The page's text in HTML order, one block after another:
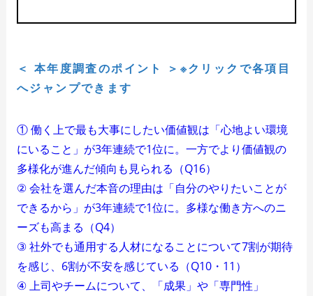
＜ 本年度調査のポイント ＞※クリックで各項目
へジャンプできます
① 働く上で最も大事にしたい価値観は「心地よい環境
にいること」が3年連続で1位に。一方でより価値観の
多様化が進んだ傾向も見られる（Q16）
② 会社を選んだ本音の理由は「自分のやりたいことが
できるから」が3年連続で1位に。多様な働き方へのニ
ーズも高まる（Q4）
③ 社外でも通用する人材になることについて7割が期待
を感じ、6割が不安を感じている（Q10・11）
④ 上司やチームについて、「成果」や「専門性」